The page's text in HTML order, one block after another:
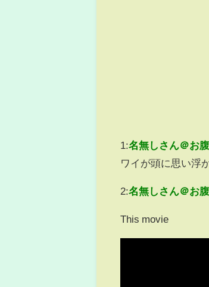
1:名無しさん＠お
ワイが頭に思い浮
2:名無しさん＠お
This movie